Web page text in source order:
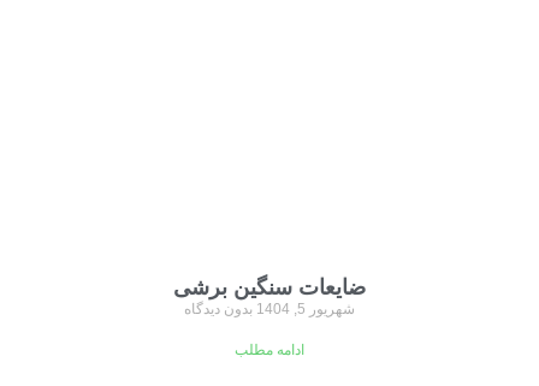
ضایعات سنگین برشی
شهریور 5, 1404 بدون دیدگاه
ادامه مطلب